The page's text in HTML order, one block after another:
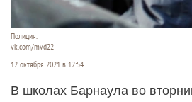
Полиция.
vk.com/mvd22
12 октября 2021 в 12:54
В школах Барнаула во